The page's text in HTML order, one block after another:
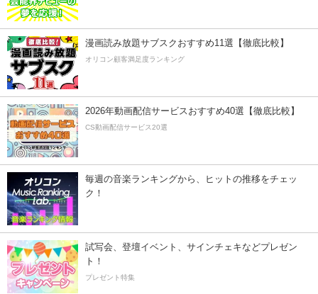
漫画読み放題サブスクおすすめ11選【徹底比較】
オリコン顧客満足度ランキング
2026年動画配信サービスおすすめ40選【徹底比較】
CS動画配信サービス20選
毎週の音楽ランキングから、ヒットの推移をチェッ
ク！
試写会、登壇イベント、サインチェキなどプレゼン
ト！
プレゼント特集